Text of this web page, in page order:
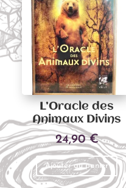
L’Oracle des
Animaux Divins
24,90€
Ajouter au panier